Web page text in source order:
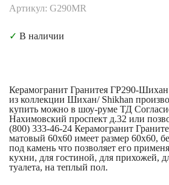
Артикул: G290MR
✓ В наличии
Керамогранит Гранитея ГР290-
из коллекции Шихан/ Shikhan
купить можно в шоу-руме ТД
Нахимовский проспект д.32 или
(800) 333-46-24 Керамогранит
матовый 60x60 имеет размер 60x60,
под камень что позволяет его
кухни, для гостиной, для прихожей,
туалета, на теплый пол.